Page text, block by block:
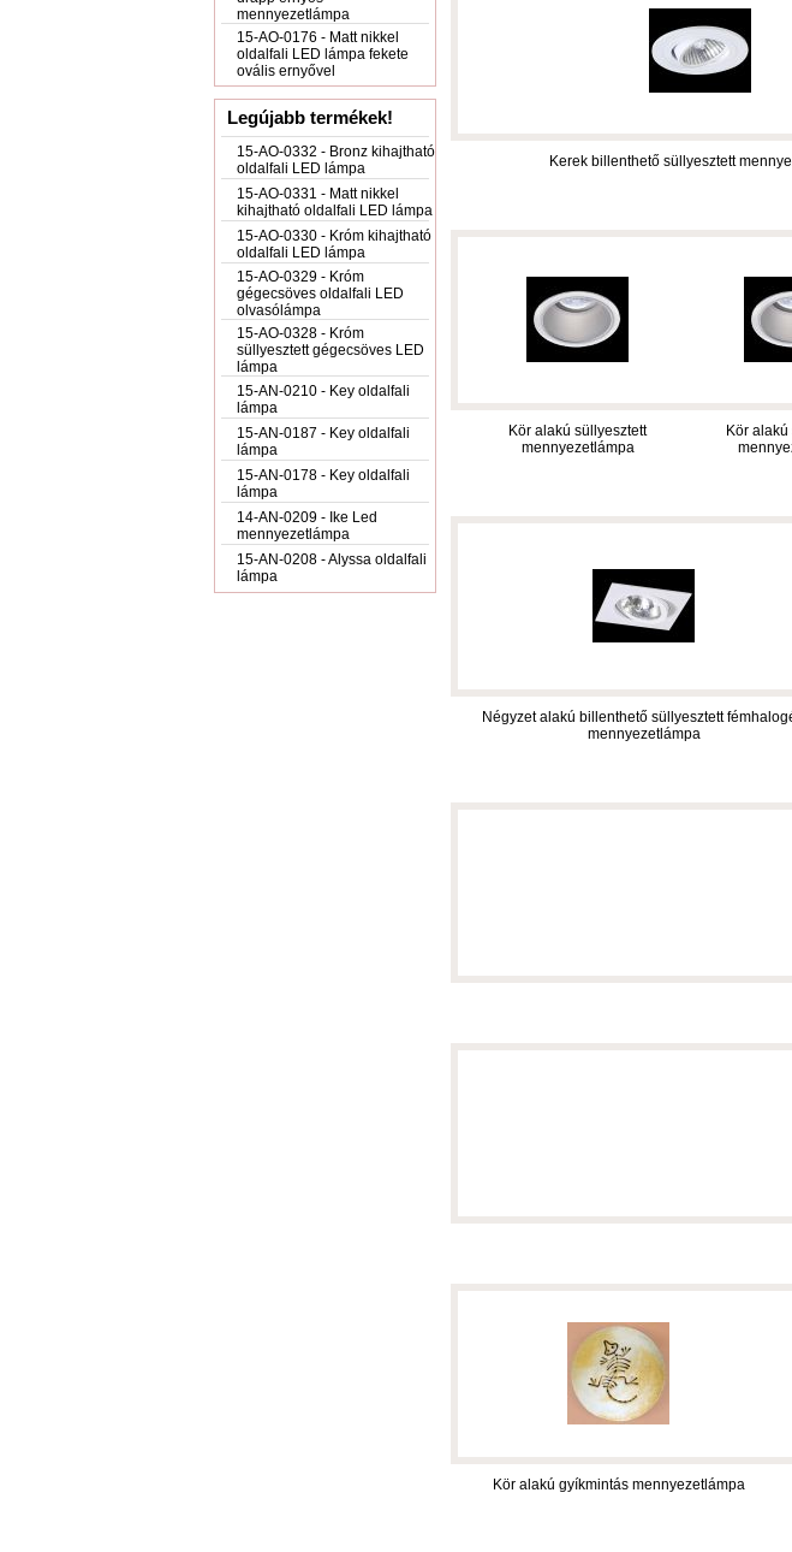
mennyezetlámpa
15-AO-0176 - Matt nikkel
oldalfali LED lámpa fekete
ovális ernyővel
Legújabb termékek!
15-AO-0332 - Bronz kihajtható
oldalfali LED lámpa
15-AO-0331 - Matt nikkel
kihajtható oldalfali LED lámpa
15-AO-0330 - Króm kihajtható
oldalfali LED lámpa
15-AO-0329 - Króm
gégecsöves oldalfali LED
olvasólámpa
15-AO-0328 - Króm
süllyesztett gégecsöves LED
lámpa
15-AN-0210 - Key oldalfali
lámpa
15-AN-0187 - Key oldalfali
lámpa
15-AN-0178 - Key oldalfali
lámpa
14-AN-0209 - Ike Led
mennyezetlámpa
15-AN-0208 - Alyssa oldalfali
lámpa
Kerek billenthető süllyesztett
Kör alakú süllyesztett
mennyezetlámpa
Kör
Négyzet alakú billenthető süllyesztett
mennyezetlámpa
Kör alakú gyíkmintás mennyezetlámpa